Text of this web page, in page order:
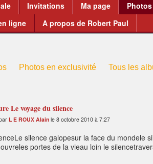
Invitations Ma page Photos
ligne
A propos de Robert Paul
Photos en exclusivité Tous les
Le voyage du silence
L E ROUX Alain le 8 octobre 2010 à 7:27
silence galopesur la face du mondele
portes de la vieau loin le